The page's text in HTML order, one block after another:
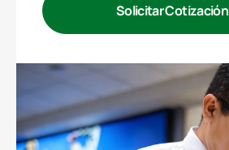
Solicitar Cotización